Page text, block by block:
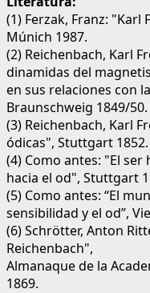
(1) Ferzak, Franz: "Karl
Múnich 1987.
(2) Reichenbach, Karl
dinamidas del
en sus relaciones con
Braunschweig 1849/50.
(3) Reichenbach, Karl
ódicas", Stuttgart 1852.
(4) Como antes: "El
hacia el od", Stuttgart
(5) Como antes: “El
sensibilidad y el od”,
(6) Schrötter, Anton
Reichenbach",
Almanaque de la
1869.